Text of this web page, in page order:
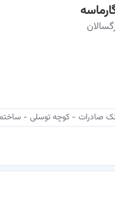
- کوچه توسلی - ساختمان پزشکان آرام -